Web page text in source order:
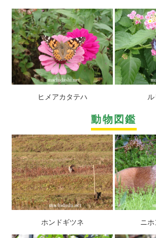
ヒメアカタテハ
動物図鑑
ホンドギツネ ニ